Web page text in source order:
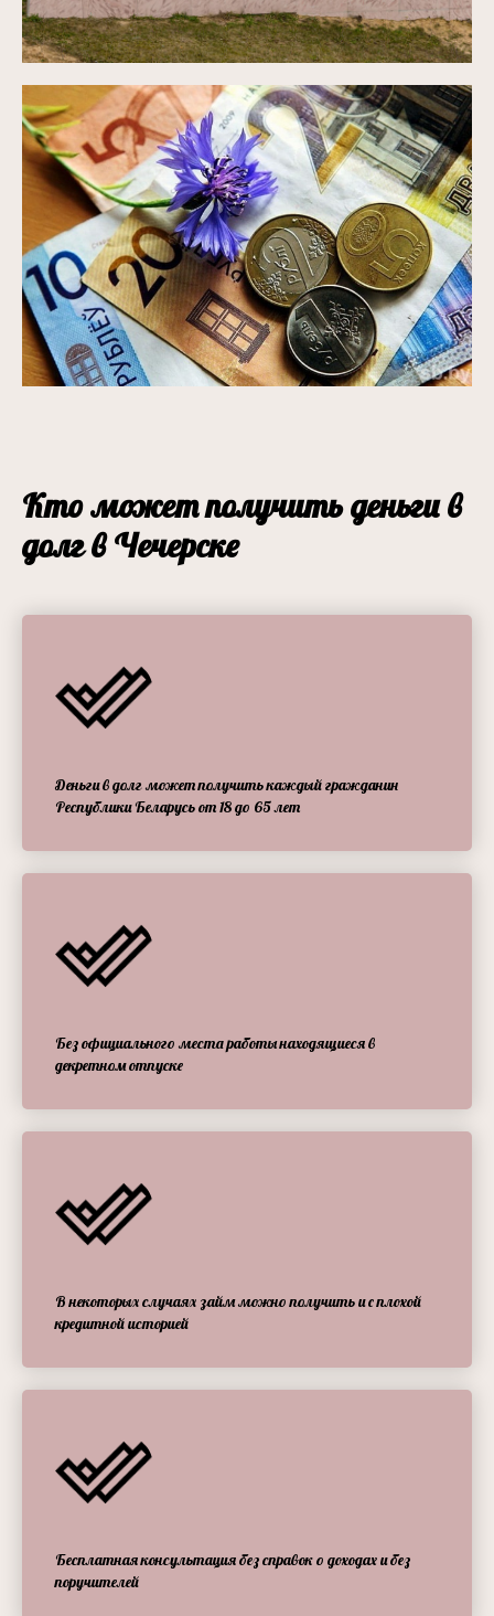
Кто может получить деньги в
долг в Чечерске
Деньги в долг может получить каждый гражданин
Республики Беларусь от 18 до 65 лет
Без официального места работы находящиеся в
декретном отпуске
В некоторых случаях займ можно получить и с плохой
кредитной историей
Бесплатная консультация без справок о доходах и без
поручителей